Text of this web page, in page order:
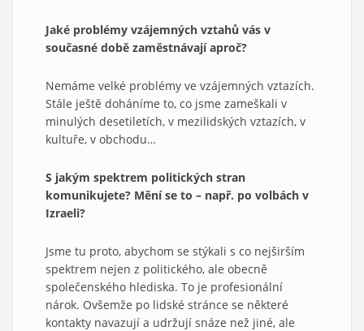
Jaké problémy vzájemných vztahů vás v
současné době zaměstnávají aproč?
Nemáme velké problémy ve vzájemných vztazích.
Stále ještě doháníme to, co jsme zameškali v
minulých desetiletích, v mezilidských vztazích, v
kultuře, v obchodu…
S jakým spektrem politických stran
komunikujete? Mění se to – např. po volbách v
Izraeli?
Jsme tu proto, abychom se stýkali s co nejširším
spektrem nejen z politického, ale obecně
společenského hlediska. To je profesionální
nárok. Ovšemže po lidské stránce se některé
kontakty navazují a udržují snáze než jiné, ale